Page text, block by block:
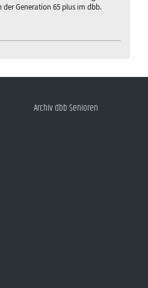
der Generation 65 plus im dbb.
Archiv dbb Senioren